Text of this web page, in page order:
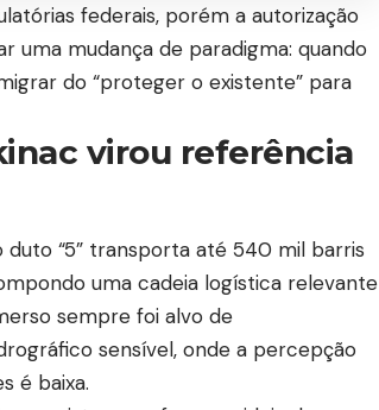
federais, porém a autorização
uma mudança de paradigma: quando
do “proteger o existente” para
virou referência
“5” transporta até 540 mil barris
uma cadeia logística relevante
sempre foi alvo de
sensível, onde a percepção
é baixa.